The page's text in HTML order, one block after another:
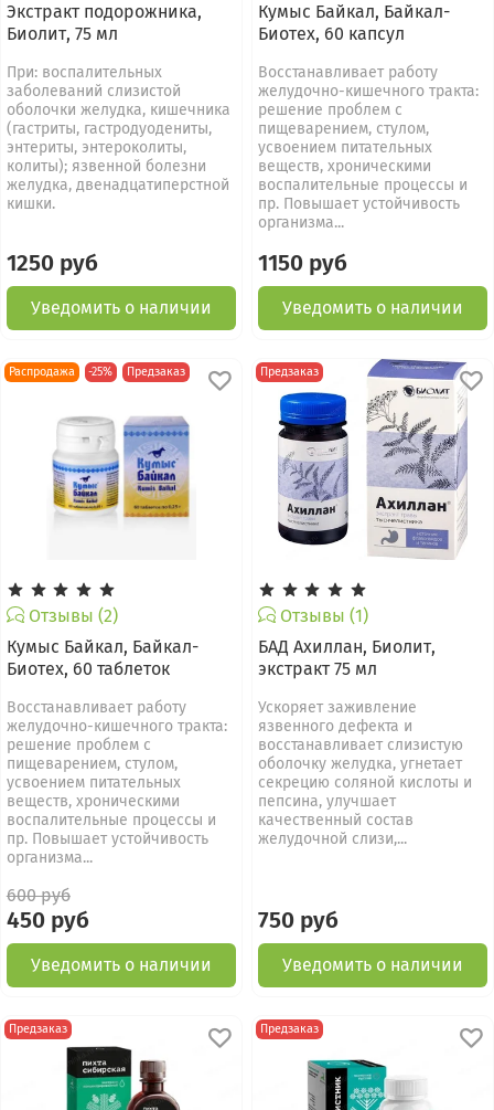
Экстракт подорожника,
Биолит, 75 мл
При: воспалительных
заболеваний слизистой
оболочки желудка, кишечника
(гастриты, гастродуодениты,
энтериты, энтероколиты,
колиты); язвенной болезни
желудка, двенадцатиперстной
кишки.
1250 руб
Уведомить о наличии
Кумыс Байкал, Байкал-
Биотех, 60 капсул
Восстанавливает работу
желудочно-кишечного тракта:
решение проблем с
пищеварением, стулом,
усвоением питательных
веществ, хроническими
воспалительные процессы и
пр. Повышает устойчивость
организма...
1150 руб
Уведомить о наличии
Распродажа -25% Предзаказ
Отзывы (2)
Кумыс Байкал, Байкал-
Биотех, 60 таблеток
Восстанавливает работу
желудочно-кишечного тракта:
решение проблем с
пищеварением, стулом,
усвоением питательных
веществ, хроническими
воспалительные процессы и
пр. Повышает устойчивость
организма...
600 руб
450 руб
Уведомить о наличии
Предзаказ
Отзывы (1)
БАД Ахиллан, Биолит,
экстракт 75 мл
Ускоряет заживление
язвенного дефекта и
восстанавливает слизистую
оболочку желудка, угнетает
секрецию соляной кислоты и
пепсина, улучшает
качественный состав
желудочной слизи,...
750 руб
Уведомить о наличии
Предзаказ Предзаказ